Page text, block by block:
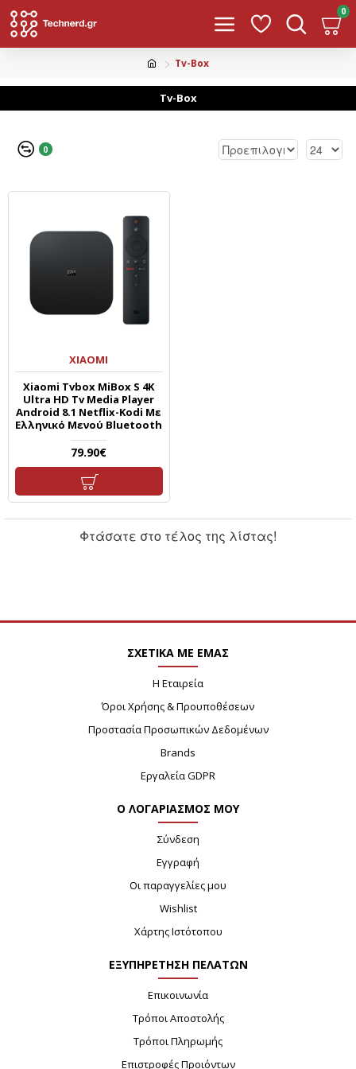
0
Tv-Box
Tv-Box
0
XIAOMI
Xiaomi Tvbox MiBox S 4K
Ultra HD Tv Media Player
Android 8.1 Netflix-Kodi Με
Ελληνικό Μενού Bluetooth
79.90€
Φτάσατε στο τέλος της λίστας!
ΣΧΕΤΙΚΑ ΜΕ ΕΜΑΣ
Η Εταιρεία
Όροι Χρήσης & Προυποθέσεων
Προστασία Προσωπικών Δεδομένων
Brands
Εργαλεία GDPR
Ο ΛΟΓΑΡΙΑΣΜΟΣ ΜΟΥ
Σύνδεση
Εγγραφή
Οι παραγγελίες μου
Wishlist
Χάρτης Ιστότοπου
ΕΞΥΠΗΡΕΤΗΣΗ ΠΕΛΑΤΩΝ
Επικοινωνία
Τρόποι Αποστολής
Τρόποι Πληρωμής
Επιστροφές Προιόντων